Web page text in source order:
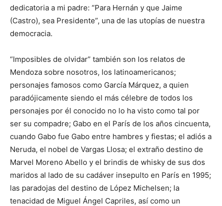
dedicatoria a mi padre: “Para Hernán y que Jaime
(Castro), sea Presidente”, una de las utopías de nuestra
democracia.
“Imposibles de olvidar” también son los relatos de
Mendoza sobre nosotros, los latinoamericanos;
personajes famosos como García Márquez, a quien
paradójicamente siendo el más célebre de todos los
personajes por él conocido no lo ha visto como tal por
ser su compadre; Gabo en el París de los años cincuenta,
cuando Gabo fue Gabo entre hambres y fiestas; el adiós a
Neruda, el nobel de Vargas Llosa; el extraño destino de
Marvel Moreno Abello y el brindis de whisky de sus dos
maridos al lado de su cadáver insepulto en París en 1995;
las paradojas del destino de López Michelsen; la
tenacidad de Miguel Ángel Capriles, así como un